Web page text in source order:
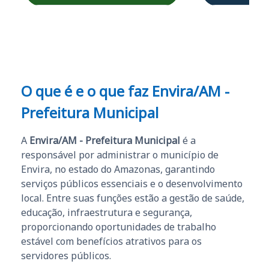
O que é e o que faz Envira/AM -
Prefeitura Municipal
A Envira/AM - Prefeitura Municipal é a
responsável por administrar o município de
Envira, no estado do Amazonas, garantindo
serviços públicos essenciais e o desenvolvimento
local. Entre suas funções estão a gestão de saúde,
educação, infraestrutura e segurança,
proporcionando oportunidades de trabalho
estável com benefícios atrativos para os
servidores públicos.